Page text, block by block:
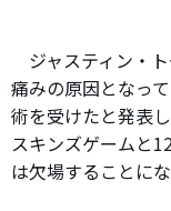
ジャスティン・
痛みの原因となっ
術を受けたと発表
スキンズゲームと
は欠場することにな